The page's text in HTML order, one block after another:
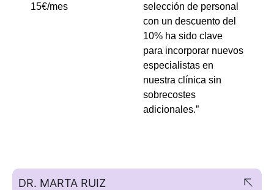
15€/mes
selección de personal
con un descuento del
10% ha sido clave
para incorporar nuevos
especialistas en
nuestra clínica sin
sobrecostes
adicionales.”
DR. MARTA RUIZ